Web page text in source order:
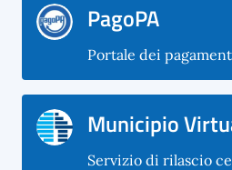
PagoPA
Portale dei
Municipio
Servizio di rilascio